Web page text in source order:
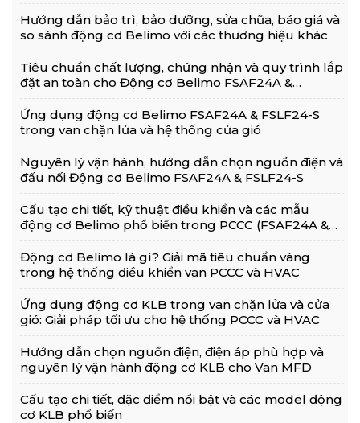
Hướng dẫn bảo trì, bảo dưỡng, sửa chữa, báo giá và
so sánh động cơ Belimo với các thương hiệu khác
Tiêu chuẩn chất lượng, chứng nhận và quy trình lắp
đặt an toàn cho Động cơ Belimo FSAF24A &
Ứng dụng động cơ Belimo FSAF24A & FSLF24-S
trong van chặn lửa và hệ thống cửa gió
Nguyên lý vận hành, hướng dẫn chọn nguồn điện và
đấu nối Động cơ Belimo FSAF24A & FSLF24-S
Cấu tạo chi tiết, kỹ thuật điều khiển và các mẫu
động cơ Belimo phổ biến trong PCCC (FSAF24A &
Động cơ Belimo là gì? Giải mã tiêu chuẩn vàng
trong hệ thống điều khiển van PCCC và HVAC
Ứng dụng động cơ KLB trong van chặn lửa và cửa
gió: Giải pháp tối ưu cho hệ thống PCCC và HVAC
Hướng dẫn chọn nguồn điện, điện áp phù hợp và
nguyên lý vận hành động cơ KLB cho Van MFD
Cấu tạo chi tiết, đặc điểm nổi bật và các model động
cơ KLB phổ biến